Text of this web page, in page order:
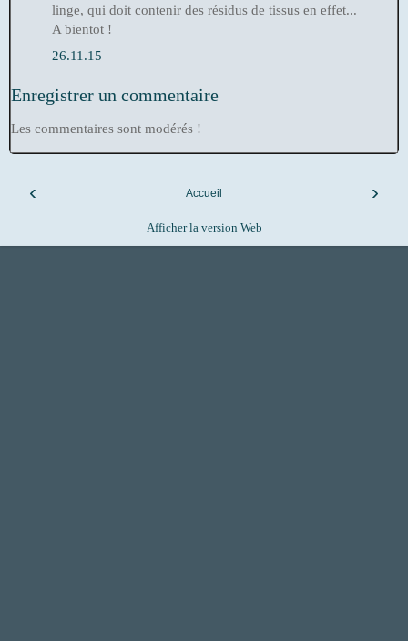
linge, qui doit contenir des résidus de tissus en effet...
A bientot !
26.11.15
Enregistrer un commentaire
Les commentaires sont modérés !
‹ ›
Accueil
Afficher la version Web